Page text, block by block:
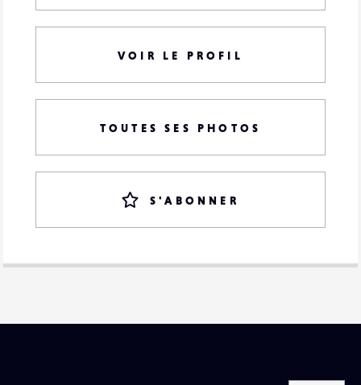
VOIR LE PROFIL
TOUTES SES PHOTOS
S'ABONNER